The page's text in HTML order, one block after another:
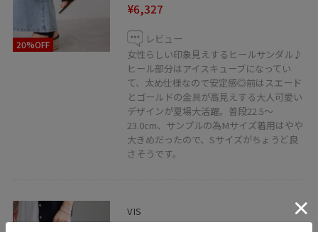
20%OFF
¥6,327
レビュー
女性らしい印象見えするヒールサンダル♪
ヒール部分はアイスキューブになってい
て、太め仕様なので安定感◎前はスエード
とゴールドの金具が高見えする大人可愛い
デザインが夏場大活躍。普段22.5〜
23.0cm、サンプルの為Mサイズ着用はやや
大きめだったので、Sサイズがちょうど良
さそうです。
VIS
雑材&合皮アソート3層フロントリ